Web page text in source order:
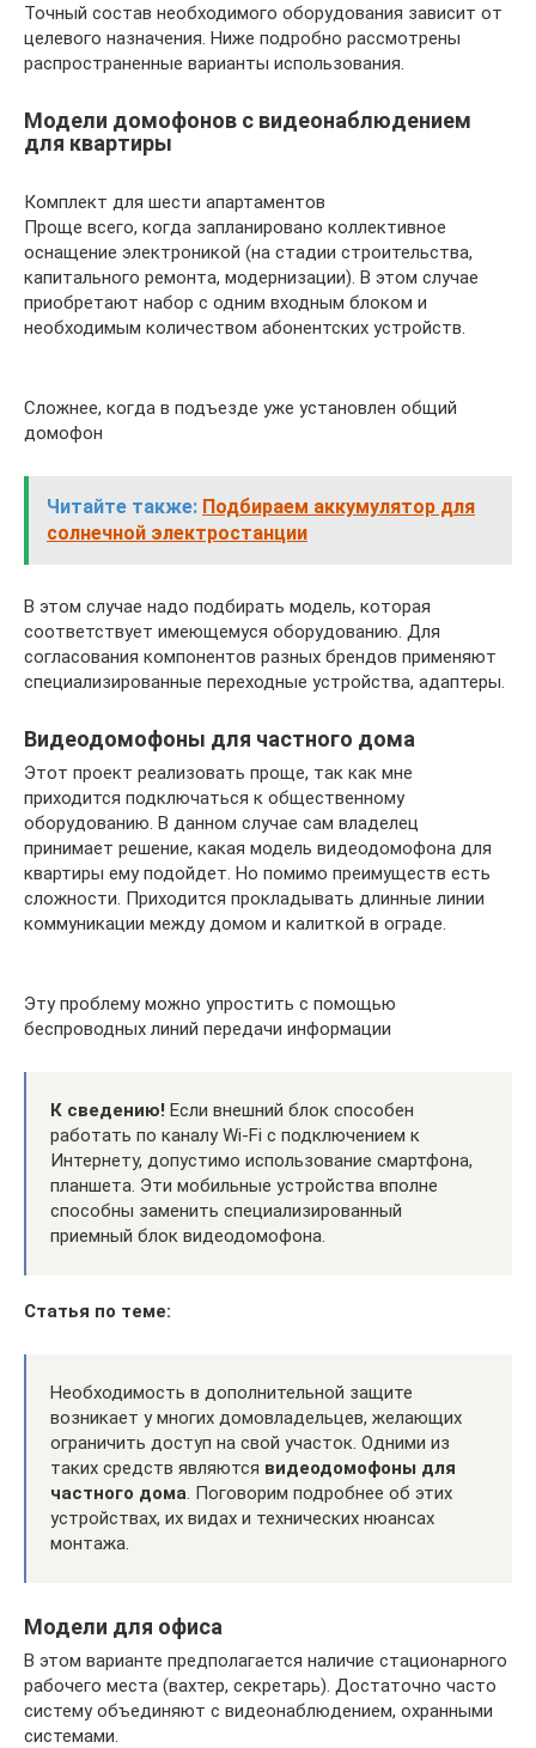
Точный состав необходимого оборудования зависит от
целевого назначения. Ниже подробно рассмотрены
распространенные варианты использования.
Модели домофонов с видеонаблюдением
для квартиры
Комплект для шести апартаментов
Проще всего, когда запланировано коллективное
оснащение электроникой (на стадии строительства,
капитального ремонта, модернизации). В этом случае
приобретают набор с одним входным блоком и
необходимым количеством абонентских устройств.
Сложнее, когда в подъезде уже установлен общий
домофон
Читайте также: Подбираем аккумулятор для
солнечной электростанции
В этом случае надо подбирать модель, которая
соответствует имеющемуся оборудованию. Для
согласования компонентов разных брендов применяют
специализированные переходные устройства, адаптеры.
Видеодомофоны для частного дома
Этот проект реализовать проще, так как мне
приходится подключаться к общественному
оборудованию. В данном случае сам владелец
принимает решение, какая модель видеодомофона для
квартиры ему подойдет. Но помимо преимуществ есть
сложности. Приходится прокладывать длинные линии
коммуникации между домом и калиткой в ограде.
Эту проблему можно упростить с помощью
беспроводных линий передачи информации
К сведению! Если внешний блок способен
работать по каналу Wi-Fi c подключением к
Интернету, допустимо использование смартфона,
планшета. Эти мобильные устройства вполне
способны заменить специализированный
приемный блок видеодомофона.
Статья по теме:
Необходимость в дополнительной защите
возникает у многих домовладельцев, желающих
ограничить доступ на свой участок. Одними из
таких средств являются видеодомофоны для
частного дома. Поговорим подробнее об этих
устройствах, их видах и технических нюансах
монтажа.
Модели для офиса
В этом варианте предполагается наличие стационарного
рабочего места (вахтер, секретарь). Достаточно часто
систему объединяют с видеонаблюдением, охранными
системами.